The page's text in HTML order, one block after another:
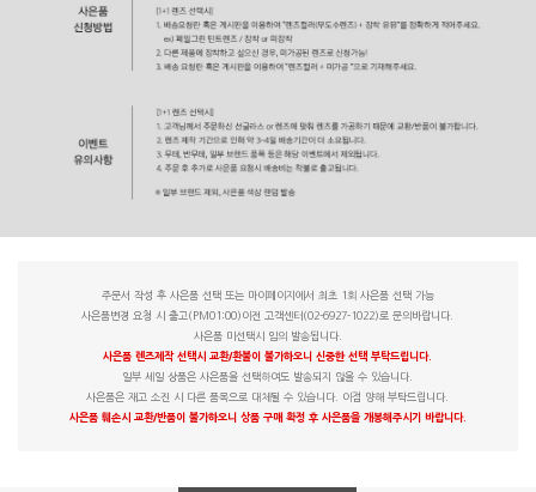
주문서 작성 후 사은품 선택 또는 마이페이지에서 최초 1회 사은품 선택 가능
사은품변경 요청 시 출고(PM01:00)이전 고객센터(02-6927-1022)로 문의바랍니다.
사은품 미선택시 임의 발송됩니다.
사은품 렌즈제작 선택시 교환/환불이 불가하오니 신중한 선택 부탁드립니다.
일부 세일 상품은 사은품을 선택하여도 발송되지 않을 수 있습니다.
사은품은 재고 소진 시 다른 품목으로 대체될 수 있습니다. 이점 양해 부탁드립니다.
사은품 훼손시 교환/반품이 불가하오니 상품 구매 확정 후 사은품을 개봉해주시기 바랍니다.